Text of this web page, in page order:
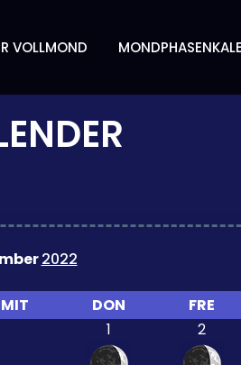
VOLLMOND
2022
MIT DON FRE
1
2